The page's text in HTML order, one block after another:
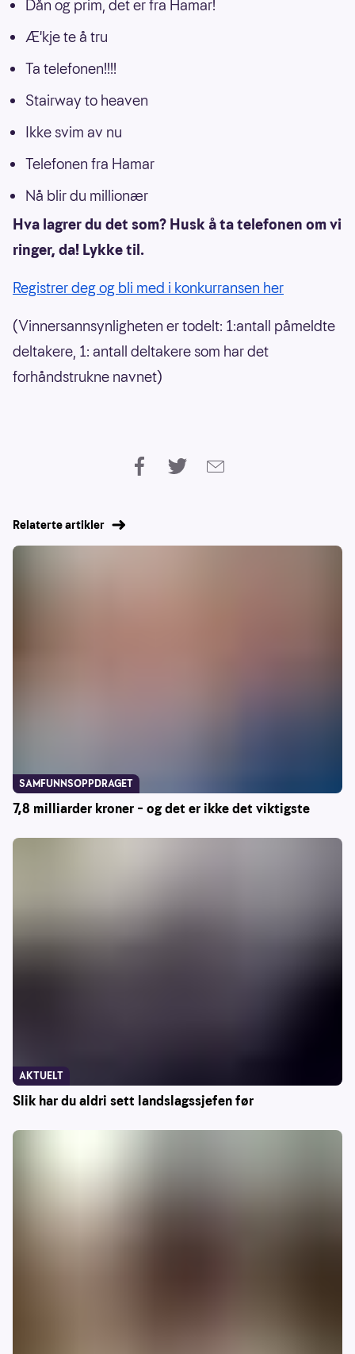
Dån og prim, det er fra Hamar!
Æ'kje te å tru
Ta telefonen!!!!
Stairway to heaven
Ikke svim av nu
Telefonen fra Hamar
Nå blir du millionær
Hva lagrer du det som? Husk å ta telefonen om vi
ringer, da! Lykke til.
Registrer deg og bli med i konkurransen her
(Vinnersannsynligheten er todelt: 1:antall påmeldte
deltakere, 1: antall deltakere som har det
forhåndstrukne navnet)
Relaterte artikler
7,8 milliarder kroner – og det er ikke det viktigste
SAMFUNNSOPPDRAGET
Slik har du aldri sett landslagssjefen før
AKTUELT